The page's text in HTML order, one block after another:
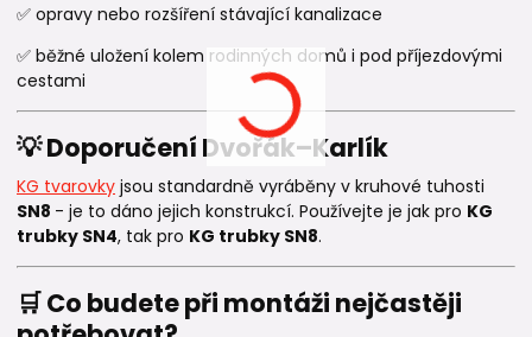
✅ opravy nebo rozšíření stávající kanalizace
✅ běžné uložení kolem rodinných domů i pod příjezdovými
cestami
💡 Doporučení Dvořák–Karlík
KG tvarovky jsou standardně vyráběny v kruhové tuhosti
SN8 - je to dáno jejich konstrukcí. Používejte je jak pro KG
trubky SN4, tak pro KG trubky SN8.
🛒 Co budete při montáži nejčastěji